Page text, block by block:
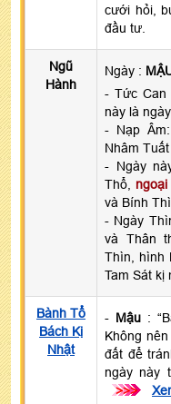
cưới hỏi,
đầu tư.
Ngũ
Hành
Ngày :
- Tức Can
này là
- Nạp
Nhâm
- Ngày
Thổ,
và Bính
- Ngày
và Thân
Thìn, hình
Tam Sát kị
Bành Tổ
Bách Kị
Nhật
- Mậu:
Không
đất để
ngày này
>>>